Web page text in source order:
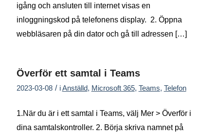
igång och ansluten till internet visas en
inloggningskod på telefonens display. 2. Öppna
webbläsaren på din dator och gå till adressen […]
Överför ett samtal i Teams
2023-03-08 / iAnställd, Microsoft 365, Teams, Telefon
1.När du är i ett samtal i Teams, välj Mer > Överför i
dina samtalskontroller. 2. Börja skriva namnet på